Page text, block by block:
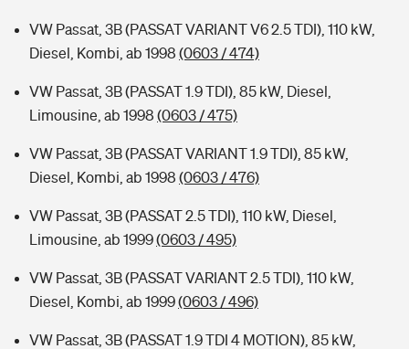
VW Passat, 3B (PASSAT VARIANT V6 2.5 TDI), 110 kW,
Diesel, Kombi, ab 1998 (0603 / 474)
VW Passat, 3B (PASSAT 1.9 TDI), 85 kW, Diesel,
Limousine, ab 1998 (0603 / 475)
VW Passat, 3B (PASSAT VARIANT 1.9 TDI), 85 kW,
Diesel, Kombi, ab 1998 (0603 / 476)
VW Passat, 3B (PASSAT 2.5 TDI), 110 kW, Diesel,
Limousine, ab 1999(0603 / 495)
VW Passat, 3B (PASSAT VARIANT 2.5 TDI), 110 kW,
Diesel, Kombi, ab 1999(0603 / 496)
VW Passat, 3B (PASSAT 1.9 TDI 4 MOTION), 85 kW,